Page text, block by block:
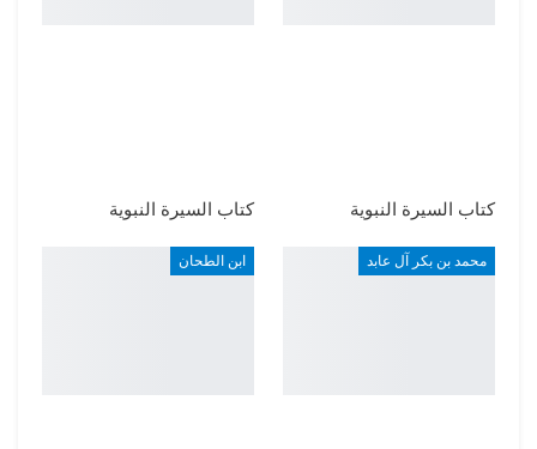
كتاب السيرة النبوية كتاب السيرة النبوية
محمد بن بكر آل عابد ابن الطحان